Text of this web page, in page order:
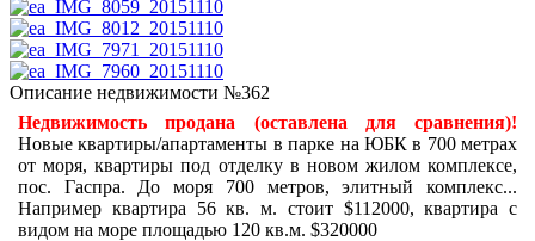
Описание недвижимости №362
Недвижимость продана (оставлена для сравнения)!
Новые квартиры/апартаменты в парке на ЮБК в 700 метрах
от моря, квартиры под отделку в новом жилом комплексе,
пос. Гаспра. До моря 700 метров, элитный комплекс...
Например квартира 56 кв. м. стоит $112000, квартира с
видом на море площадью 120 кв.м. $320000